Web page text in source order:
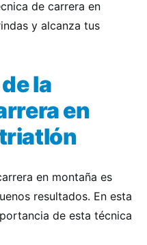
de carrera en
y alcanza tus
la
en
en montaña es
resultados. En esta
de esta técnica